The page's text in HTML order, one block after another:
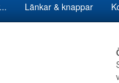
Länkar & knappar